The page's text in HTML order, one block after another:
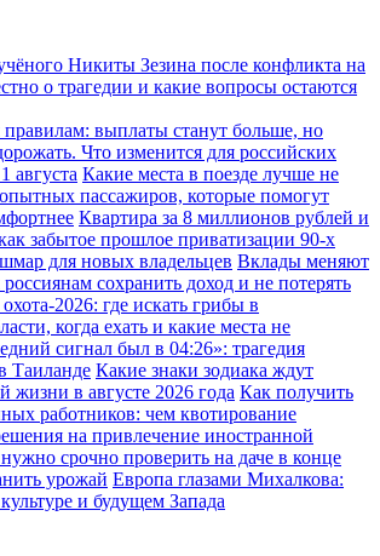
Никиты Зезина после конфликта на
о трагедии и какие вопросы остаются
выплаты станут больше, но
Что изменится для российских
августа Какие места в поезде лучше не
пассажиров, которые помогут
Квартира за 8 миллионов рублей и
забытое прошлое приватизации 90-х
для новых владельцев Вклады меняют
сохранить доход и не потерять
2026: где искать грибы в
когда ехать и какие места не
сигнал был в 04:26»: трагедия
Таиланде Какие знаки зодиака ждут
жизни в августе 2026 года Как получить
работников: чем квотирование
на привлечение иностранной
срочно проверить на даче в конце
урожай Европа глазами Михалкова:
и будущем Запада